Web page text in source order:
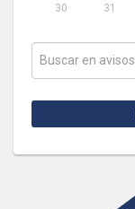
30
31